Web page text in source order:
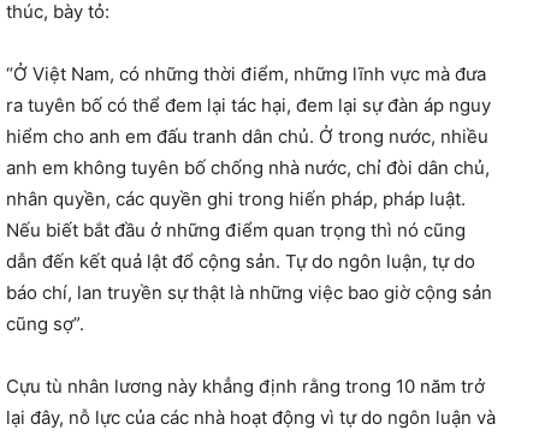
thúc, bày tỏ:
“Ở Việt Nam, có những thời điểm, những lĩnh vực mà đưa
ra tuyên bố có thể đem lại tác hại, đem lại sự đàn áp nguy
hiểm cho anh em đấu tranh dân chủ. Ở trong nước, nhiều
anh em không tuyên bố chống nhà nước, chỉ đòi dân chủ,
nhân quyền, các quyền ghi trong hiến pháp, pháp luật.
Nếu biết bắt đầu ở những điểm quan trọng thì nó cũng
dẫn đến kết quả lật đổ cộng sản. Tự do ngôn luận, tự do
báo chí, lan truyền sự thật là những việc bao giờ cộng sản
cũng sợ”.
Cựu tù nhân lương này khẳng định rằng trong 10 năm trở
lại đây, nỗ lực của các nhà hoạt động vì tự do ngôn luận và